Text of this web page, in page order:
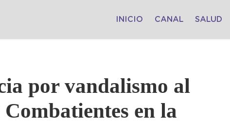
INICIO CANAL SALUD
por vandalismo al
en la